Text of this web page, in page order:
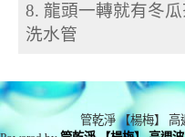
8. 龍頭一轉就有冬
洗水管
管乾淨 【楊梅】 高